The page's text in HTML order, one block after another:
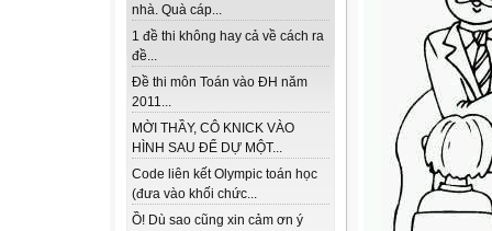
nhà. Quà cáp...
1 đề thi không hay cả về cách ra
đề...
Đề thi môn Toán vào ĐH năm
2011...
MỜI THẦY, CÔ KNICK VÀO
HÌNH SAU ĐỂ DỰ MỘT...
Code liên kết Olympic toán học
(đưa vào khối chức...
Ồ! Dù sao cũng xin cảm ơn ý